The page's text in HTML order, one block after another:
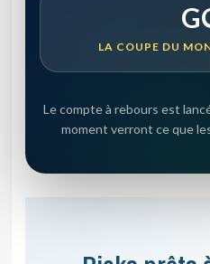
LA COUPE DU
Le compte à rebours est
moment verront ce que